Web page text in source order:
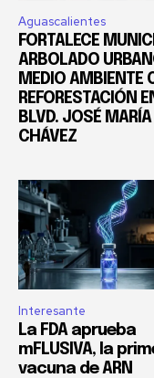
Aguascalientes
FORTALECE
ARBOLADO
MEDIO AMBIENTE
REFORESTACIÓN
BLVD. JOSÉ MARÍA
CHÁVEZ
Interesante
La FDA aprueba
mFLUSIVA, la
vacuna de ARN